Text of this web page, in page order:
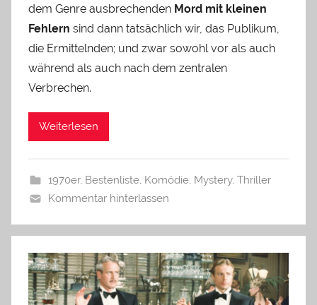
dem Genre ausbrechenden Mord mit kleinen
Fehlern sind dann tatsächlich wir, das Publikum,
die Ermittelnden; und zwar sowohl vor als auch
während als auch nach dem zentralen
Verbrechen.
Weiterlesen
1970er, Bestenliste, Komödie, Mystery, Thriller
Kommentar hinterlassen